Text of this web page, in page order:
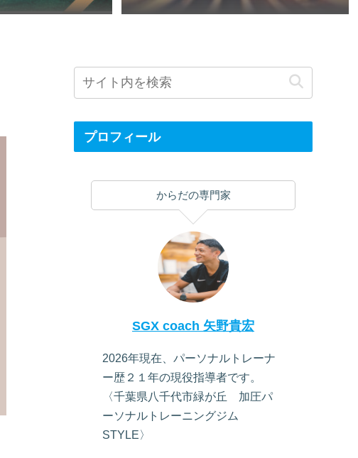
プロフィール
からだの専門家
SGX coach 矢野貴宏
2026年現在、パーソナルトレーナ
ー歴２１年の現役指導者です。
〈千葉県八千代市緑が丘 加圧パ
ーソナルトレーニングジム
STYLE〉